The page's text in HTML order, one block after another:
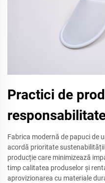
Practici de
Fabrica modernă de papuci de
acordă prioritate
producție care minimizează
timp calitatea produselor și
aprovizionarea cu materiale